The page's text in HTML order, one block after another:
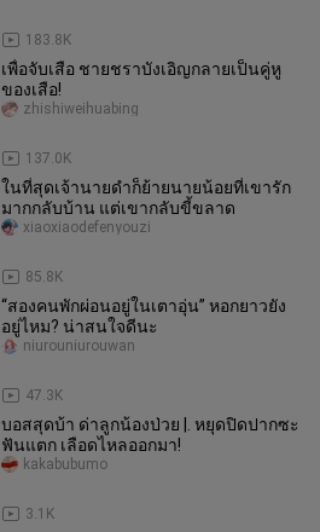
183.8K
เพื่อจับเสือ ชายชราบังเอิญกลายเป็นคู่หู
ของเสือ!
137.0K
zhishiweihuabing
ในที่สุดเจ้านายดำก็ย้ายนายน้อยที่เขารัก
มากกลับบ้าน แต่เขากลับขี้ขลาด
85.8K
xiaoxiaodefenyouzi
“สองคนพักผ่อนอยู่ในเตาอุ่น” หอกยาวยัง
อยู่ไหม? น่าสนใจดีนะ
47.3K
niurouniurouwan
บอสสุดบ้า ด่าลูกน้องป่วย |. หยุดปิดปากซะ
ฟันแตก เลือดไหลออกมา!
3.1K
kakabubumo